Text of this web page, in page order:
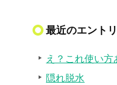
最近のエント
え？これ使い方
隠れ脱水